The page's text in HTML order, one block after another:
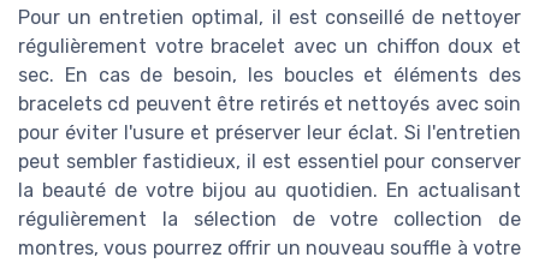
Pour un entretien optimal, il est conseillé de nettoyer
régulièrement votre bracelet avec un chiffon doux et
sec. En cas de besoin, les boucles et éléments des
bracelets cd peuvent être retirés et nettoyés avec soin
pour éviter l'usure et préserver leur éclat. Si l'entretien
peut sembler fastidieux, il est essentiel pour conserver
la beauté de votre bijou au quotidien. En actualisant
régulièrement la sélection de votre collection de
montres, vous pourrez offrir un nouveau souffle à votre